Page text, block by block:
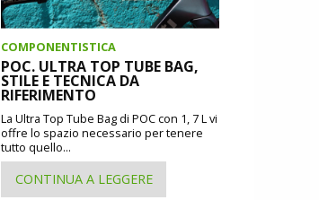
COMPONENTISTICA
POC. ULTRA TOP TUBE BAG,
STILE E TECNICA DA
RIFERIMENTO
La Ultra Top Tube Bag di POC con 1, 7 L vi
offre lo spazio necessario per tenere
tutto quello...
CONTINUA A LEGGERE